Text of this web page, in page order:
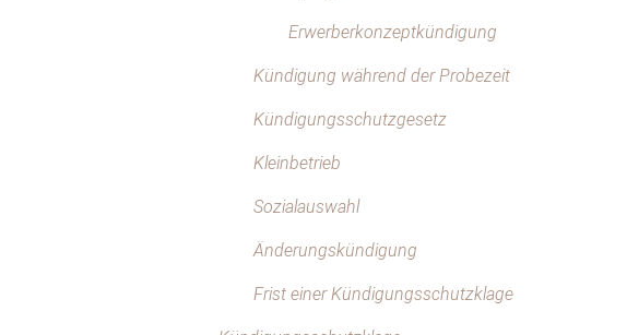
Erwerberkonzeptkündigung
Kündigung während der Probezeit
Kündigungsschutzgesetz
Kleinbetrieb
Sozialauswahl
Änderungskündigung
Frist einer Kündigungsschutzklage